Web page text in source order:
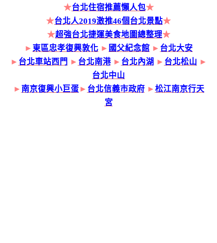
★台北住宿推薦懶人包★
★台北人2019激推46個台北景點★
★超強台北捷運美食地圖總整理★
► 東區忠孝復興敦化 ► 國父紀念館 ► 台北大安
► 台北車站西門 ► 台北南港 ► 台北內湖 ► 台北松山 ►
台北中山
► 南京復興小巨蛋► 台北信義市政府► 松江南京行天
宮